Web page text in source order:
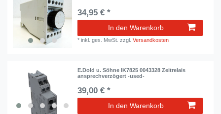
34,95 € *
In den Warenkorb
*inkl. ges. MwSt. zzgl.Versandkosten
E.Dold u. Söhne IK7825 0043328 Zeitrelais
ansprechverzögert -used-
39,00 € *
In den Warenkorb